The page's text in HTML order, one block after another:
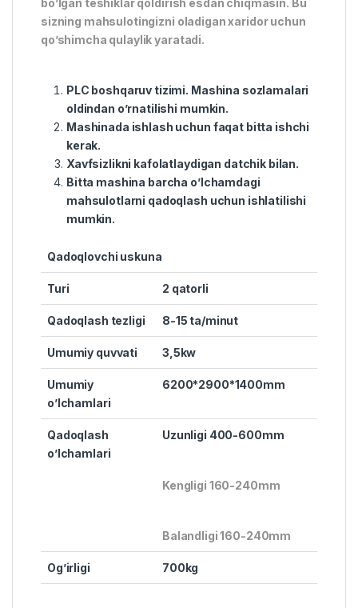
bo’lgan teshiklar qoldirish esdan chiqmasin. Bu
sizning mahsulotingizni oladigan xaridor uchun
qo’shimcha qulaylik yaratadi.
PLC boshqaruv tizimi. Mashina sozlamalari
oldindan o’rnatilishi mumkin.
Mashinada ishlash uchun faqat bitta ishchi
kerak.
Xavfsizlikni kafolatlaydigan datchik bilan.
Bitta mashina barcha o’lchamdagi
mahsulotlarni qadoqlash uchun ishlatilishi
mumkin.
Qadoqlovchi uskuna
Turi 2 qatorli
Qadoqlash tezligi 8-15 ta/minut
Umumiy quvvati 3,5kw
Umumiy
o’lchamlari
6200*2900*1400mm
Qadoqlash
o’lchamlari
Uzunligi 400-600mm
Kengligi 160-240mm
Balandligi 160-240mm
Og’irligi 700kg